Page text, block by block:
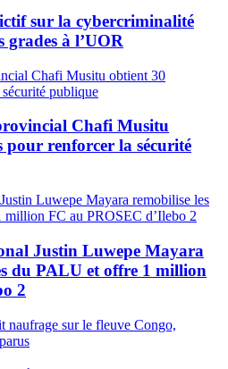
sur la cybercriminalité
grades à l’UOR
Chafi Musitu
renforcer la sécurité
Justin Luwepe Mayara
du PALU et offre 1 million
2